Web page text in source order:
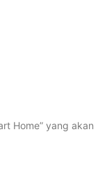
Home” yang akan